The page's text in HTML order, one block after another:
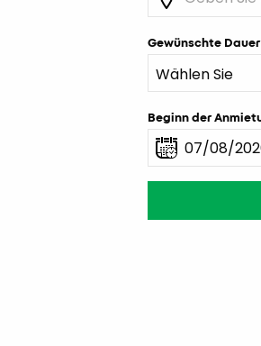
Gewünschte
Beginn der